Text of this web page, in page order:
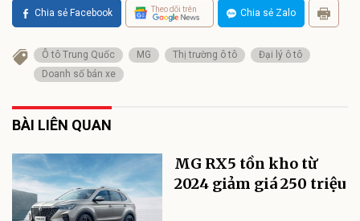
Chia sẻ Facebook Theo dõi trên Chia sẻ Zalo
Ô tô Trung Quốc MG Thị trường ô tô
Đại lý ô tô
Doanh số bán xe
BÀI LIÊN QUAN
MG RX5 tồn kho từ
2024 giảm giá 250 triệu